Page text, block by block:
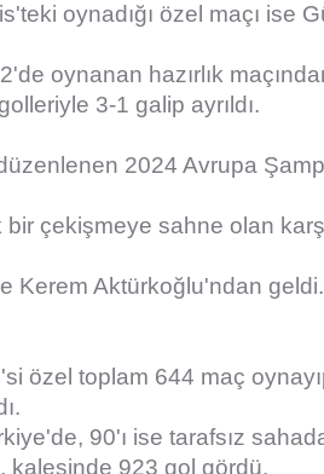
oynadığı özel maçı ise
oynanan hazırlık
3-1 galip ayrıldı.
2024 Avrupa
çekişmeye sahne olan
Kerem Aktürkoğlu'ndan
özel toplam 644 maç
90'ı ise tarafsız
kalesinde 923 gol gördü.